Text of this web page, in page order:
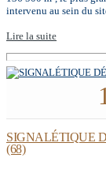
intervenu au sein du
Lire la suite
SIGNALÉTIQUE
(68)